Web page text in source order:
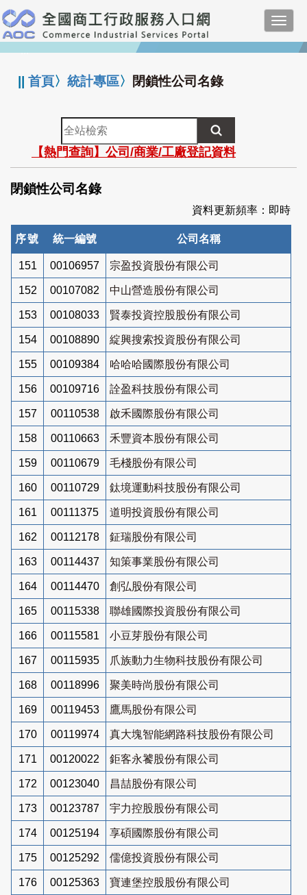
跳
到
主
要
:::
||首頁〉統計專區〉 閉鎖性公司名錄
全
站
檢
索
【熱門查詢】公司/商業/工廠登記資料
閉鎖性公司名錄
資料更新頻率：即時
序號 統一編號 公司名稱
151 00106957 宗盈投資股份有限公司
152 00107082 中山營造股份有限公司
153 00108033 賢泰投資控股股份有限公司
154 00108890 綻興搜索投資股份有限公司
155 00109384 哈哈哈國際股份有限公司
156 00109716 詮盈科技股份有限公司
157 00110538 啟禾國際股份有限公司
158 00110663 禾豐資本股份有限公司
159 00110679 毛棧股份有限公司
160 00110729 鈦境運動科技股份有限公司
161 00111375 道明投資股份有限公司
162 00112178 鉦瑞股份有限公司
163 00114437 知策事業股份有限公司
164 00114470 創弘股份有限公司
165 00115338 聯雄國際投資股份有限公司
166 00115581 小豆芽股份有限公司
167 00115935 爪族動力生物科技股份有限公司
168 00118996 聚美時尚股份有限公司
169 00119453 鷹馬股份有限公司
170 00119974 真大塊智能網路科技股份有限公司
171 00120022 鉅客永饕股份有限公司
172 00123040 昌喆股份有限公司
173 00123787 宇力控股股份有限公司
174 00125194 享碩國際股份有限公司
175 00125292 儒億投資股份有限公司
176 00125363 寶連堡控股股份有限公司